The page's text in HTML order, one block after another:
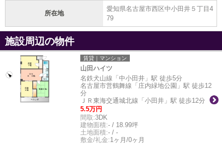
所在地
愛知県名古屋市西区中小田井５丁目4
79
施設周辺の物件
賃貸｜マンション
山田ハイツ
名鉄犬山線「中小田井」駅 徒歩5分
名古屋市営鶴舞線「庄内緑地公園」駅 徒歩12
分
ＪＲ東海交通城北線「小田井」駅 徒歩12分
5.5万円
間取:3DK
建物面積:- / 18.99坪
土地面積:- / -
敷金/礼金:1ヶ月/0ヶ月